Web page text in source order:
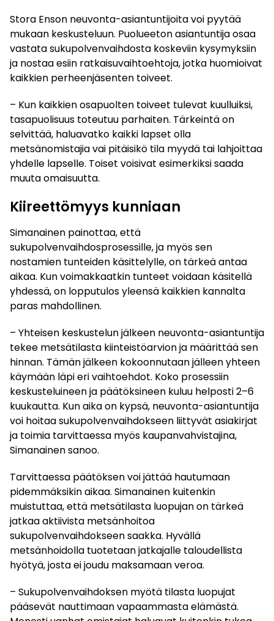
Stora Enson neuvonta-asiantuntijoita voi pyytää
mukaan keskusteluun. Puolueeton asiantuntija osaa
vastata sukupolvenvaihdosta koskeviin kysymyksiin
ja nostaa esiin ratkaisuvaihtoehtoja, jotka huomioivat
kaikkien perheenjäsenten toiveet.
– Kun kaikkien osapuolten toiveet tulevat kuulluiksi,
tasapuolisuus toteutuu parhaiten. Tärkeintä on
selvittää, haluavatko kaikki lapset olla
metsänomistajia vai pitäisikö tila myydä tai lahjoittaa
yhdelle lapselle. Toiset voisivat esimerkiksi saada
muuta omaisuutta.
Kiireettömyys kunniaan
Simanainen painottaa, että
sukupolvenvaihdosprosessille, ja myös sen
nostamien tunteiden käsittelylle, on tärkeä antaa
aikaa. Kun voimakkaatkin tunteet voidaan käsitellä
yhdessä, on lopputulos yleensä kaikkien kannalta
paras mahdollinen.
– Yhteisen keskustelun jälkeen neuvonta-asiantuntija
tekee metsätilasta kiinteistöarvion ja määrittää sen
hinnan. Tämän jälkeen kokoonnutaan jälleen yhteen
käymään läpi eri vaihtoehdot. Koko prosessiin
keskusteluineen ja päätöksineen kuluu helposti 2–6
kuukautta. Kun aika on kypsä, neuvonta-asiantuntija
voi hoitaa sukupolvenvaihdokseen liittyvät asiakirjat
ja toimia tarvittaessa myös kaupanvahvistajina,
Simanainen sanoo.
Tarvittaessa päätöksen voi jättää hautumaan
pidemmäksikin aikaa. Simanainen kuitenkin
muistuttaa, että metsätilasta luopujan on tärkeä
jatkaa aktiivista metsänhoitoa
sukupolvenvaihdokseen saakka. Hyvällä
metsänhoidolla tuotetaan jatkajalle taloudellista
hyötyä, josta ei joudu maksamaan veroa.
– Sukupolvenvaihdoksen myötä tilasta luopujat
pääsevät nauttimaan vapaammasta elämästä.